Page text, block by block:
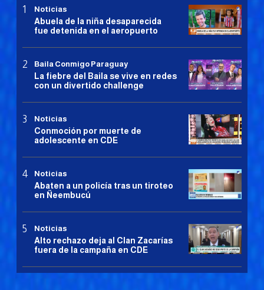
Noticias
Abuela de la niña desaparecida
fue detenida en el aeropuerto
Baila Conmigo Paraguay
La fiebre del Baila se vive en redes
con un divertido challenge
Noticias
Conmoción por muerte de
adolescente en CDE
Noticias
Abaten a un policía tras un tiroteo
en Ñeembucú
Noticias
Alto rechazo deja al Clan Zacarías
fuera de la campaña en CDE